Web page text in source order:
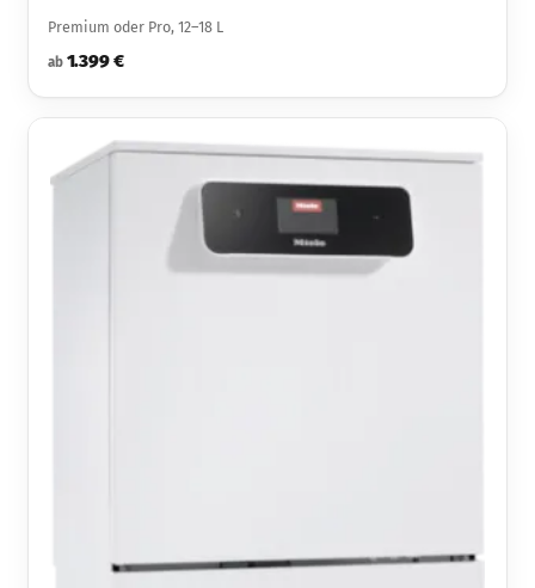
Premium oder Pro, 12–18 L
ab1.399 €